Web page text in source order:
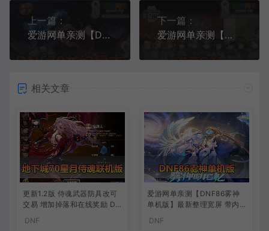
上一篇：
爱游网单亲测【DNF70复古】台服龙纹复古精炼泰拉系统魂图挑战GM后他亲测视频安装教学虚拟机一键端
下一篇：
爱游网单亲测【洛奇G22】单机完整版配套完整GM命令鉴定代码ID视频安装教学洛奇Mabinogi-G22
相关文章
更新1.2版 侍魂武器防具改可
交易 增加掉落和在线奖励 DN
丰富异次元技能装备词条 护
DNF
爱游网单亲测【DNF86雾神
单机版】最新整理宽屏 带内
新深渊副本 技能护石 虚拟机
DNF